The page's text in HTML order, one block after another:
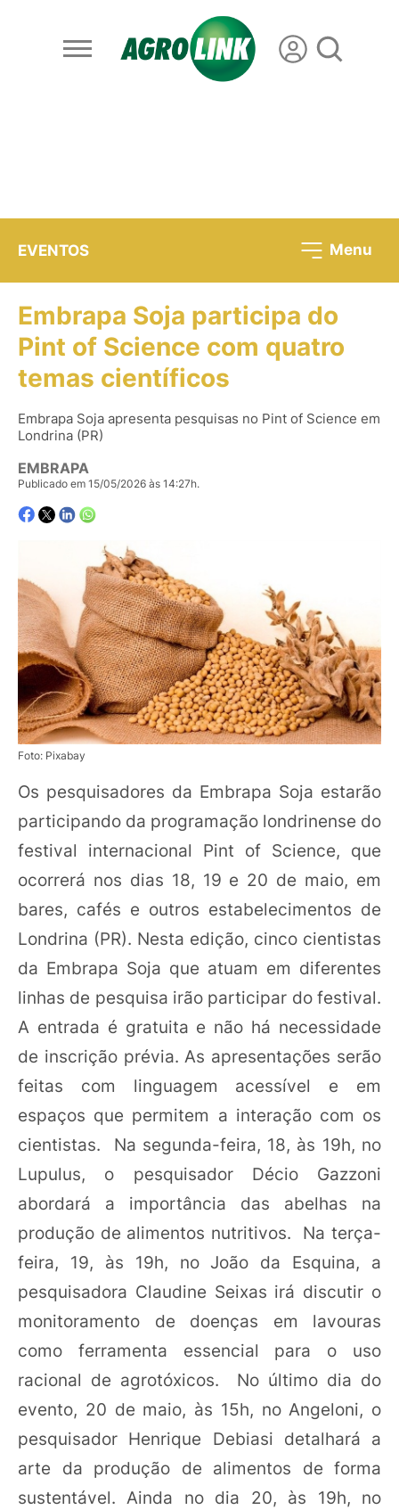
EVENTOS Menu
Embrapa Soja participa do
Pint of Science com quatro
temas científicos
Embrapa Soja apresenta pesquisas no Pint of Science em
Londrina (PR)
EMBRAPA
Publicado em 15/05/2026 às 14:27h.
Foto: Pixabay
Os pesquisadores da Embrapa Soja estarão
participando da programação londrinense do
festival internacional Pint of Science, que
ocorrerá nos dias 18, 19 e 20 de maio, em
bares, cafés e outros estabelecimentos de
Londrina (PR). Nesta edição, cinco cientistas
da Embrapa Soja que atuam em diferentes
linhas de pesquisa irão participar do festival.
A entrada é gratuita e não há necessidade
de inscrição prévia. As apresentações serão
feitas com linguagem acessível e em
espaços que permitem a interação com os
cientistas. Na segunda-feira, 18, às 19h, no
Lupulus, o pesquisador Décio Gazzoni
abordará a importância das abelhas na
produção de alimentos nutritivos. Na terça-
feira, 19, às 19h, no João da Esquina, a
pesquisadora Claudine Seixas irá discutir o
monitoramento de doenças em lavouras
como ferramenta essencial para o uso
racional de agrotóxicos. No último dia do
evento, 20 de maio, às 15h, no Angeloni, o
pesquisador Henrique Debiasi detalhará a
arte da produção de alimentos de forma
sustentável. Ainda no dia 20, às 19h, no